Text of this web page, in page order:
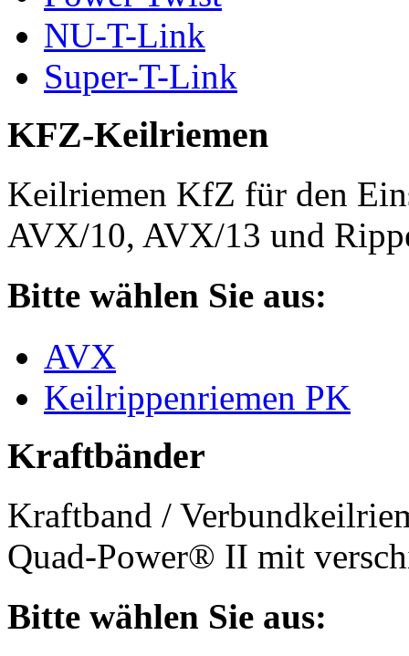
NU-T-Link
Super-T-Link
KFZ-Keilriemen
Keilriemen KfZ für den
AVX/10, AVX/13 und
Bitte wählen Sie aus:
AVX
Keilrippenriemen PK
Kraftbänder
Kraftband /
Quad-Power® II mit
Bitte wählen Sie aus: